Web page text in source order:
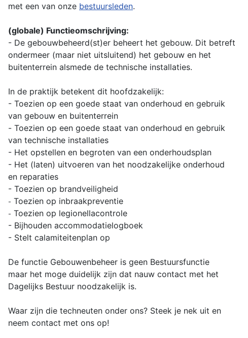
met een van onze bestuursleden.
(globale) Functieomschrijving:
- De gebouwbeheerd(st)er beheert het gebouw. Dit betreft
ondermeer (maar niet uitsluitend) het gebouw en het
buitenterrein alsmede de technische installaties.
In de praktijk betekent dit hoofdzakelijk:
- Toezien op een goede staat van onderhoud en gebruik
van gebouw en buitenterrein
- Toezien op een goede staat van onderhoud en gebruik
van technische installaties
- Het opstellen en begroten van een onderhoudsplan
- Het (laten) uitvoeren van het noodzakelijke onderhoud
en reparaties
- Toezien op brandveiligheid
- Toezien op inbraakpreventie
- Toezien op legionellacontrole
- Bijhouden accommodatielogboek
- Stelt calamiteitenplan op
De functie Gebouwenbeheer is geen Bestuursfunctie
maar het moge duidelijk zijn dat nauw contact met het
Dagelijks Bestuur noodzakelijk is.
Waar zijn die techneuten onder ons? Steek je nek uit en
neem contact met ons op!